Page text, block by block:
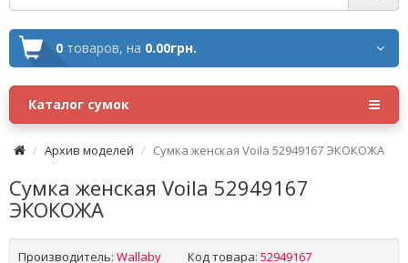
0 товаров, на 0.00грн.
Каталог сумок
Архив моделей Сумка женская Voila 52949167 ЭКОКОЖА
Сумка женская Voila 52949167
ЭКОКОЖА
Производитель: Wallaby Код товара: 52949167